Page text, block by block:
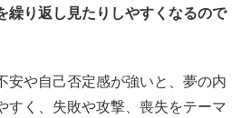
繰り返し見たりしやすくなるので
安や自己否定感が強いと、夢の内
すく、失敗や攻撃、喪失をテーマ